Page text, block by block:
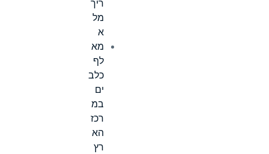
ריך
מל
א
מא
לף
כלב
ים
במ
רכז
הא
רץ